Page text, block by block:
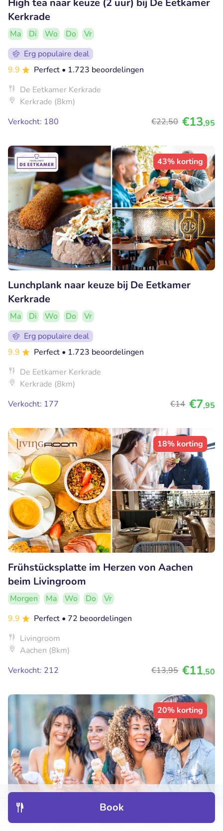
Book
High tea naar keuze (2 uur) bij De Eetkamer
Kerkrade
Ma Di Wo Do
Vr
Erg populaire deal
9.9
Perfect • 1.723 beoordelingen
De Eetkamer Kerkrade
Kerkrade (8km)
Verkocht: 180
€22,50 €13,95
43% korting
Lunchplank naar keuze bij De Eetkamer
Kerkrade
Ma Di Wo Do
Vr
Erg populaire deal
9.9
Perfect • 1.723 beoordelingen
De Eetkamer Kerkrade
Kerkrade (8km)
Verkocht: 177
€14 €7,95
18% korting
Frühstücksplatte im Herzen von Aachen
beim Livingroom
Morgen Ma Wo Do
Vr
9.9
Perfect • 72 beoordelingen
Livingroom
Aachen (8km)
Verkocht: 212
€13,95 €11,50
20% korting